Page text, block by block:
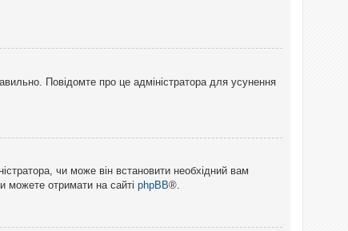
Повідомте про це адміністратора для усунення
чи може він встановити необхідний вам
можете отримати на сайті phpBB®.